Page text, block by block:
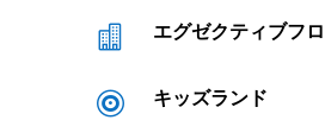
 エグゼクティブフ
 キッズランド